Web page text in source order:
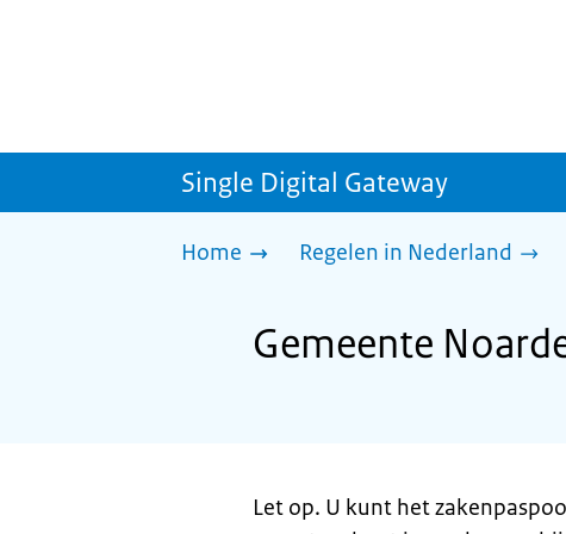
Single Digital Gateway
Home Regelen in Nederland
Gemeente
Let op. U kunt het